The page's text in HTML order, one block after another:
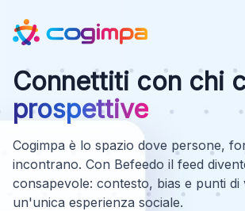
Connettiti con chi
prospettive
Cogimpa è lo spazio dove persone,
incontrano. Con Befeedo il feed
consapevole: contesto, bias e punti di
un'unica esperienza sociale.